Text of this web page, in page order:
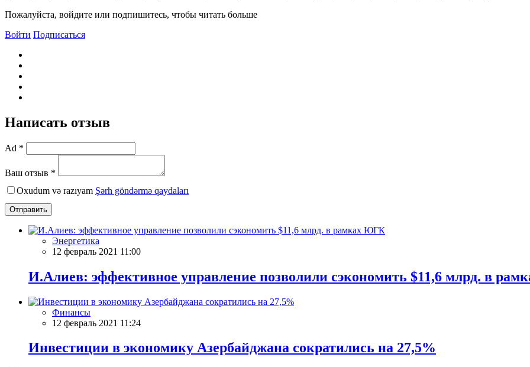
Пожалуйста, войдите или подпишитесь, чтобы читать больше
Войти Подписаться
Написать отзыв
Ad *
Ваш отзыв *
Oxudum və razıyam Şərh göndərmə qaydaları
Отправить
Энергетика
12 февраль 2021 11:00
И.Алиев: эффективное управление позволили сэкономить $11,6 млрд. в
Финансы
12 февраль 2021 11:24
Инвестиции в экономику Азербайджана сократились на 27,5%